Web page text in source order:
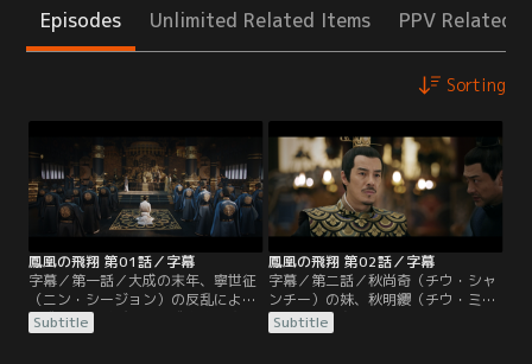
Episodes Unlimited Related Items PPV Related
Sorting
鳳凰の飛翔 第01話／字幕
字幕／第一話／大成の末年、寧世征
（ニン・シージョン）の反乱により
大成王朝は滅びた。大成皇室を守る
秘密の親衛隊「血浮屠」は、生まれ
Subtitle
鳳凰の飛翔 第02話／字幕
字幕／第二話／秋尚奇（チウ・シャ
ンチー）の妹、秋明纓（チウ・ミン
イン）は顧衡（グー・ホン）の未亡
人であり、大成滅亡後、2人の子
Subtitle